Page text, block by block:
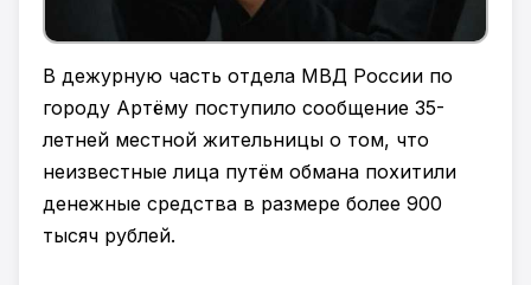
В дежурную часть отдела МВД России по
городу Артёму поступило сообщение 35-
летней местной жительницы о том, что
неизвестные лица путём обмана похитили
денежные средства в размере более 900
тысяч рублей.